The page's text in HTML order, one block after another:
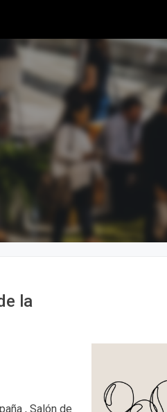
la
, Salón de